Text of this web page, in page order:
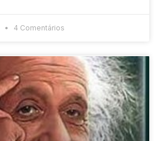
4 Comentários